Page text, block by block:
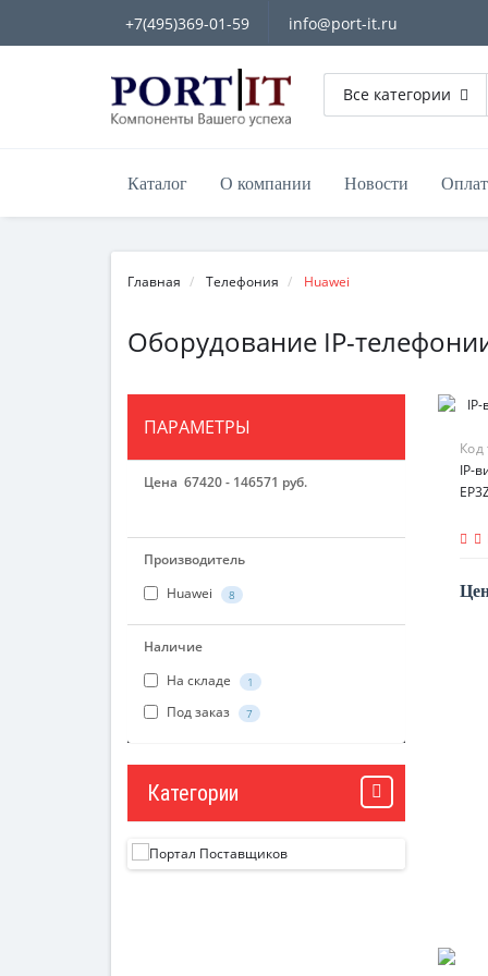
+7(495)369-01-59 info@port-it.ru
Все категории
Каталог О компании Новости
Главная Телефония Huawei
Оборудование IP-
ПАРАМЕТРЫ
Цена 67420- 146571 руб.
Производитель
Huawei
8
Наличие
На складе
1
Под заказ 7
Категории
Код
IP-